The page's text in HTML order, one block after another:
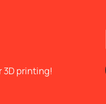
3D printing!